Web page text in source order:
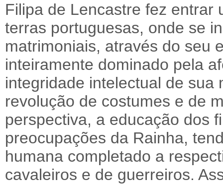
Filipa de Lencastre fez entrar
terras portuguesas, onde se
matrimoniais, através do seu
inteiramente dominado pela
integridade intelectual de sua
revolução de costumes e de
perspectiva, a educação dos
preocupações da Rainha,
humana completado a
cavaleiros e de guerreiros.